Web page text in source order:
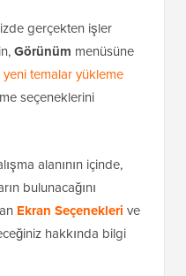
gerçekten işler
Görünüm menüsüne
yeni temalar yükleme
seçeneklerini
alanının içinde,
bulunacağını
Ekran Seçenekleri ve
hakkında bilgi